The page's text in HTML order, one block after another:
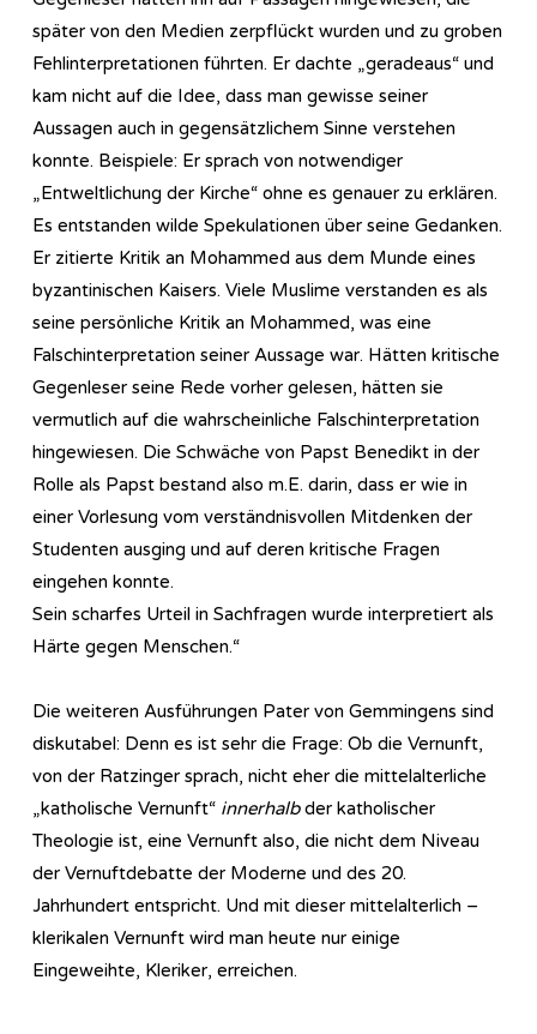
später von den Medien zerpflückt wurden und zu groben
Fehlinterpretationen führten. Er dachte „geradeaus“ und
kam nicht auf die Idee, dass man gewisse seiner
Aussagen auch in gegensätzlichem Sinne verstehen
konnte. Beispiele: Er sprach von notwendiger
„Entweltlichung der Kirche“ ohne es genauer zu erklären.
Es entstanden wilde Spekulationen über seine Gedanken.
Er zitierte Kritik an Mohammed aus dem Munde eines
byzantinischen Kaisers. Viele Muslime verstanden es als
seine persönliche Kritik an Mohammed, was eine
Falschinterpretation seiner Aussage war. Hätten kritische
Gegenleser seine Rede vorher gelesen, hätten sie
vermutlich auf die wahrscheinliche Falschinterpretation
hingewiesen. Die Schwäche von Papst Benedikt in der
Rolle als Papst bestand also m.E. darin, dass er wie in
einer Vorlesung vom verständnisvollen Mitdenken der
Studenten ausging und auf deren kritische Fragen
eingehen konnte.
Sein scharfes Urteil in Sachfragen wurde interpretiert als
Härte gegen Menschen.“
Die weiteren Ausführungen Pater von Gemmingens sind
diskutabel: Denn es ist sehr die Frage: Ob die Vernunft,
von der Ratzinger sprach, nicht eher die mittelalterliche
„katholische Vernunft“ innerhalbder katholischer
Theologie ist, eine Vernunft also, die nicht dem Niveau
der Vernuftdebatte der Moderne und des 20.
Jahrhundert entspricht. Und mit dieser mittelalterlich –
klerikalen Vernunft wird man heute nur einige
Eingeweihte, Kleriker, erreichen.